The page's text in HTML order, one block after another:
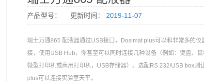
产品型号： 更新时间： 2019-11-07
瑞士万通865 配液器通过USB接口，Dosimat plus可以和非常多的仪
接，使用USB Hub，你甚至可以同时连接几种设备（例如：键盘、
微型打印机或商用打印机，USB存储器）。选配RS 232/USB box则
plus可以连接实验室天平。